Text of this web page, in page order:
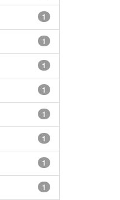
1
1
1
1
1
1
1
1